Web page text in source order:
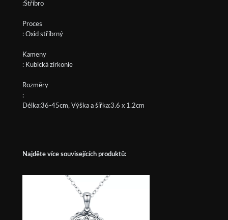
:Stříbro
Proces
: Oxid stříbrný
Kameny
: Kubická zirkonie
Rozměry
:
Délka:36-45cm, Výška a šířka:3.6 x 1.2cm
Najděte více souvisejících produktů: